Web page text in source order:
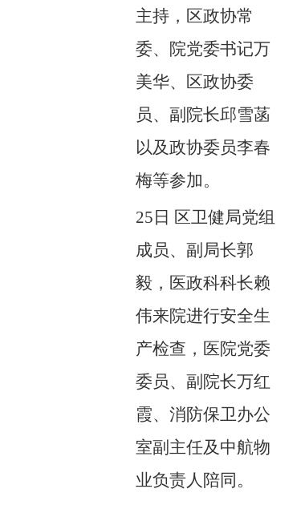
主持，区政协常
委、院党委书记万
美华、区政协委
员、副院长邱雪菡
以及政协委员李春
梅等参加。
25日 区卫健局党组
成员、副局长郭
毅，医政科科长赖
伟来院进行安全生
产检查，医院党委
委员、副院长万红
霞、消防保卫办公
室副主任及中航物
业负责人陪同。